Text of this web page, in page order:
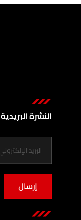
النشرة البريدية
إرسال